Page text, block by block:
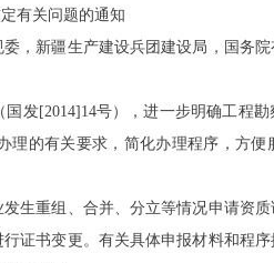
有关问题的通知
，新疆生产建设兵团建设局，国务
国发[2014]14号），进一步明确工程
的有关要求，简化办理程序，方
生重组、合并、分立等情况申请资
证书变更。有关具体申报材料和程